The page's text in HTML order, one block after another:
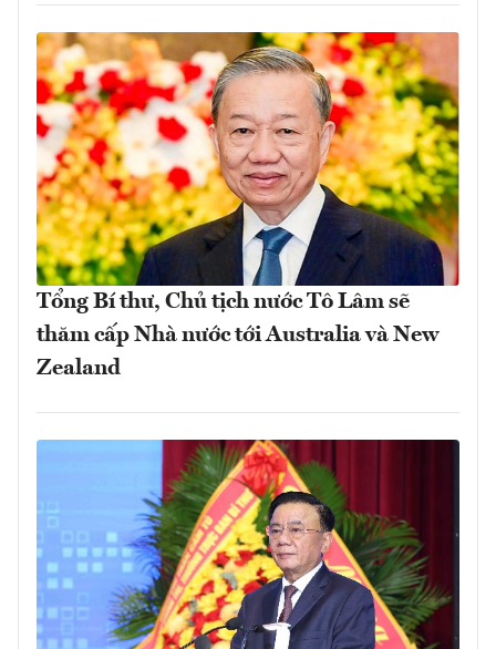
Tổng Bí thư, Chủ tịch nước Tô Lâm sẽ
thăm cấp Nhà nước tới Australia và New
Zealand